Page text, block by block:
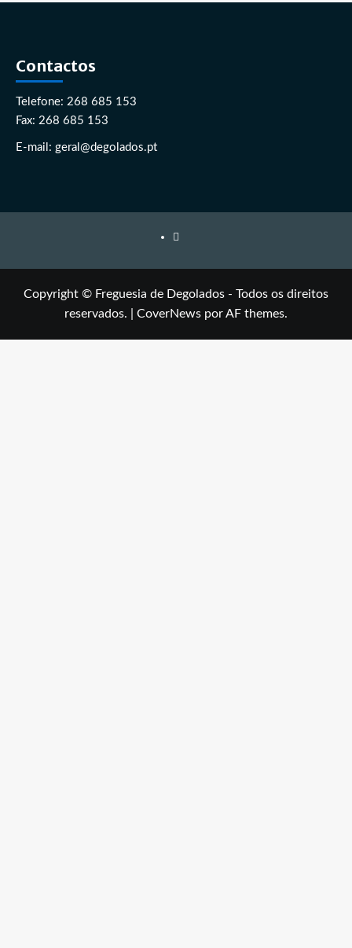
Contactos
Telefone: 268 685 153
Fax: 268 685 153
E-mail: geral@degolados.pt
Facebook
Copyright © Freguesia de Degolados - Todos os direitos
reservados.
CoverNews por AF themes.